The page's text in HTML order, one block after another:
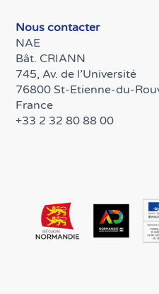
Nous contacter
NAE
Bât. CRIANN
745, Av. de l’Université
76800 St-Etienne-du-
France
+33 2 32 80 88 00